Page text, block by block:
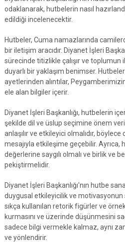
odaklanarak, hutbelerin nasıl
edildiği incelenecektir.
Hutbeler, Cuma namazlarında
bir iletişim aracıdır. Diyanet İşleri
sürecinde titizlikle çalışır ve toplumun
duyarlı bir yaklaşım benimser.
ayetlerinden alıntılar,
ele alan bilgiler içerir.
Diyanet İşleri Başkanlığı, hutbelerin
şekilde dil ve üslup seçimine önem
anlaşılır ve etkileyici olmalıdır,
mesajıyla etkileşime geçebilir.
değerlerine saygılı olmalı ve birlik ve
pekiştirmelidir.
Diyanet İşleri Başkanlığı'nın hutbe
duygusal etkileyicilik ve motivasyonun
sıkça kullanılan retorik figürler ve
kurmasını ve üzerinde düşünmesini
sadece bilgi vermekle kalmaz, aynı
ve yönlendirir.